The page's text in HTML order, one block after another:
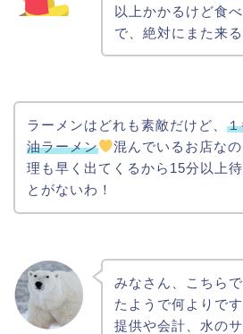
以上かかるけど食
で、絶対にまた来る
ラーメンはどれも素敵だけど、
油ラーメン
混んでいるお店な
理も早く出てくるから15分以上待
とがないわ！
みなさん、こちら
たようで何よりで
提供や会計、水の